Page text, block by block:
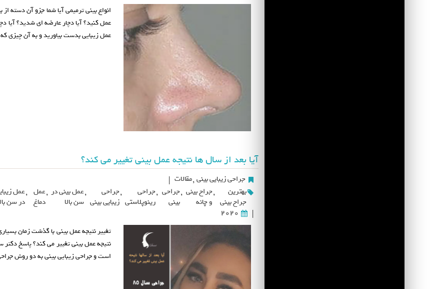
انواع بینی ترمیمی آیا شما جزو آن دسته
عمل کنید؟ آیا دچار عارضه ای شدید؟ آیا
عمل زیبایی بدست بیاورید و به آن چیزی
آیا بعد از سال ها نتیجه عمل بینی تغییر می کند؟
جراحی زیبایی بینی ,مقالات |
بهترین
جراح بینی
,جراح بینی
و چانه
,جراحی
بینی
,جراحی
رینوپلاستی
,جراحی
زیبایی بینی
,عمل بینی در
سن بالا
,عمل
دماغ
,عمل
در سن
|
2020
تغییر نتیجه عمل بینی با گذشت زمان
نتیجه عمل بینی تغییر می کند؟ پاسخ
است و جراحی زیبایی بینی به دو روش